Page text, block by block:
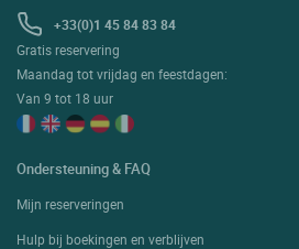
+33(0)1 45 84 83 84
Gratis reservering
Maandag tot vrijdag en feestdagen:
Van 9 tot 18 uur
Ondersteuning & FAQ
Mijn reserveringen
Hulp bij boekingen en verblijven